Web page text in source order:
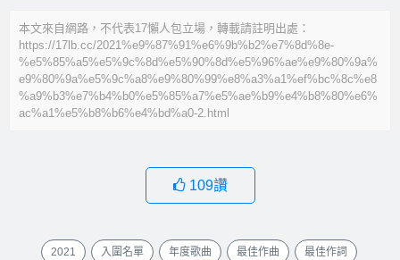
本文來自網路，不代表17懶人包立場，轉載請註明出處：
https://17lb.cc/2021%e9%87%91%e6%9b%b2%e7%8d%8e-
%e5%85%a5%e5%9c%8d%e5%90%8d%e5%96%ae%e9%80%9a%
e9%80%9a%e5%9c%a8%e9%80%99%e8%a3%a1%ef%bc%8c%e8
%a9%b3%e7%b4%b0%e5%85%a7%e5%ae%b9%e4%b8%80%e6%
ac%a1%e5%b8%b6%e4%bd%a0-2.html
109讚
2021 入圍名單 年度歌曲 最佳作曲 最佳作詞